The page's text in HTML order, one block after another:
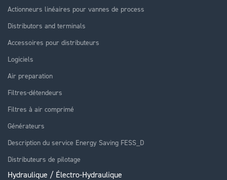
Actionneurs linéaires pour vannes de process
Distributors and terminals
Accessoires pour distributeurs
Logiciels
Air preparation
Filtres-détendeurs
Filtres à air comprimé
Générateurs
Description du service Energy Saving FESS_D
Distributeurs de pilotage
Hydraulique / Électro-Hydraulique